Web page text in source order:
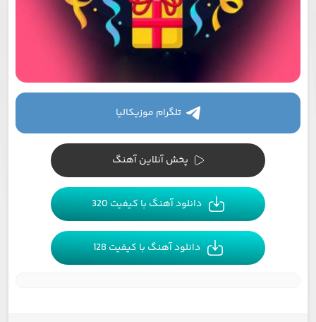
تلگرام موزیکالیا
پخش آنلاین آهنگ
دانلود آهنگ با کیفیت 320
دانلود آهنگ با کیفیت 128